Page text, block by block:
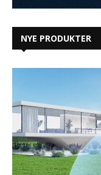
NYE PRODUKTER